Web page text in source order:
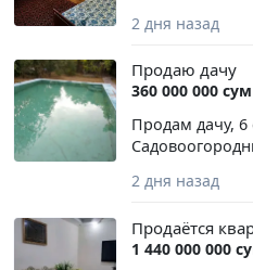
2 дня назад
Продаю дачу
360 000 000 сум
Продам дачу, 6
2 дня назад
Продаётся
1 440 000 000